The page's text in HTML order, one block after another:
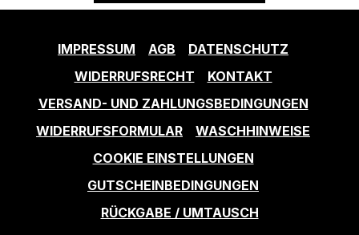
IMPRESSUM AGB
DATENSCHUTZ
WIDERRUFSRECHT
KONTAKT
VERSAND- UND ZAHLUNGSBEDINGUNGEN
WIDERRUFSFORMULAR
WASCHHINWEISE
COOKIE EINSTELLUNGEN
GUTSCHEINBEDINGUNGEN
RÜCKGABE / UMTAUSCH